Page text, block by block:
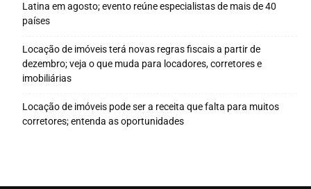
Latina em agosto; evento reúne especialistas de mais de 40
países
Locação de imóveis terá novas regras fiscais a partir de
dezembro; veja o que muda para locadores, corretores e
imobiliárias
Locação de imóveis pode ser a receita que falta para muitos
corretores; entenda as oportunidades